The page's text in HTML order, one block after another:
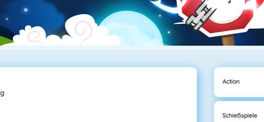
Action
Schießspiele